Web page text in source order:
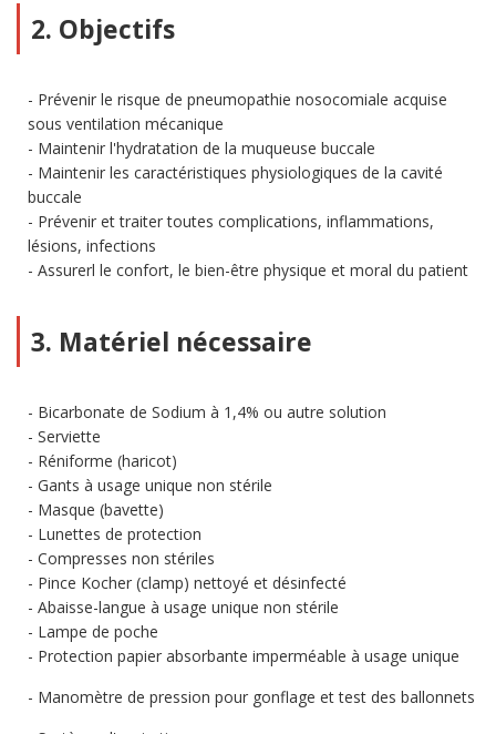
2. Objectifs
Prévenir le risque de pneumopathie nosocomiale acquise
sous ventilation mécanique
Maintenir l'hydratation de la muqueuse buccale
Maintenir les caractéristiques physiologiques de la cavité
buccale
Prévenir et traiter toutes complications, inflammations,
lésions, infections
Assurerl le confort, le bien-être physique et moral du patient
3. Matériel nécessaire
Bicarbonate de Sodium à 1,4% ou autre solution
Serviette
Réniforme (haricot)
Gants à usage unique non stérile
Masque (bavette)
Lunettes de protection
Compresses non stériles
Pince Kocher (clamp) nettoyé et désinfecté
Abaisse-langue à usage unique non stérile
Lampe de poche
Protection papier absorbante imperméable à usage unique
Manomètre de pression pour gonflage et test des ballonnets